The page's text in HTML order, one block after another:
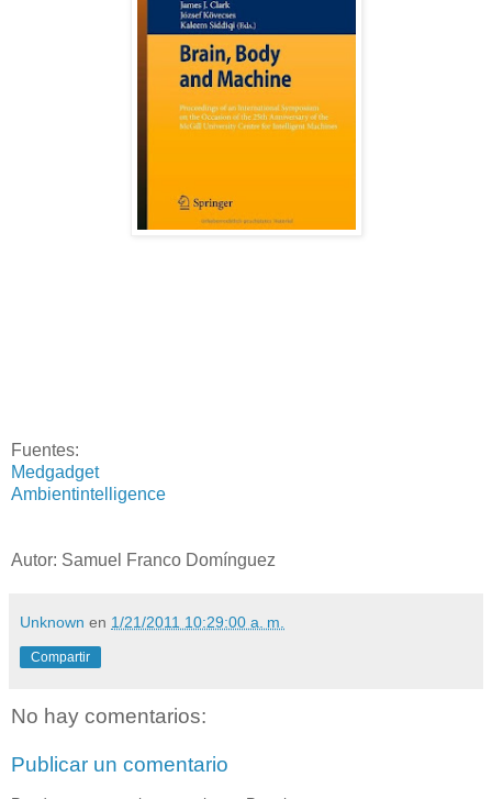
Fuentes:
Medgadget
Ambientintelligence
Autor: Samuel Franco Domínguez
Unknown en 1/21/2011 10:29:00 a. m.
Compartir
No hay comentarios:
Publicar un comentario